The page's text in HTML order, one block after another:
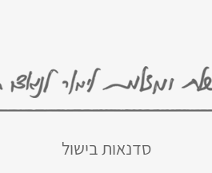
סדנאות בישול